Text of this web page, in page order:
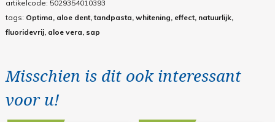
artikelcode: 5029354010393
tags: Optima, aloe dent, tandpasta, whitening, effect, natuurlijk,
fluoridevrij, aloe vera, sap
Misschien is dit ook interessant
voor u!